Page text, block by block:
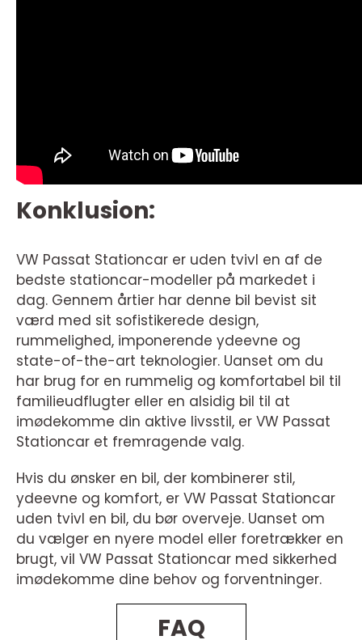
Konklusion:
VW Passat Stationcar er uden tvivl en af de
bedste stationcar-modeller på markedet i
dag. Gennem årtier har denne bil bevist sit
værd med sit sofistikerede design,
rummelighed, imponerende ydeevne og
state-of-the-art teknologier. Uanset om du
har brug for en rummelig og komfortabel bil til
familieudflugter eller en alsidig bil til at
imødekomme din aktive livsstil, er VW Passat
Stationcar et fremragende valg.
Hvis du ønsker en bil, der kombinerer stil,
ydeevne og komfort, er VW Passat Stationcar
uden tvivl en bil, du bør overveje. Uanset om
du vælger en nyere model eller foretrækker en
brugt, vil VW Passat Stationcar med sikkerhed
imødekomme dine behov og forventninger.
FAQ